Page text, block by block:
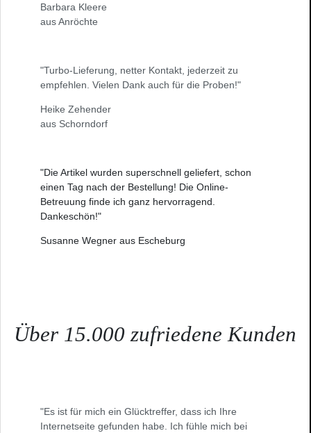
Barbara Kleere
aus Anröchte
"Turbo-Lieferung, netter Kontakt, jederzeit zu
empfehlen. Vielen Dank auch für die Proben!"
Heike Zehender
aus Schorndorf
"Die Artikel wurden superschnell geliefert, schon
einen Tag nach der Bestellung! Die Online-
Betreuung finde ich ganz hervorragend.
Dankeschön!"
Susanne Wegner aus Escheburg
Über 15.000 zufriedene Kunden
"Es ist für mich ein Glücktreffer, dass ich Ihre
Internetseite gefunden habe. Ich fühle mich bei